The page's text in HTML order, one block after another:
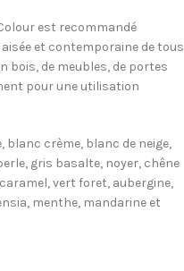
est recommandé
et contemporaine de tous
bois, de meubles, de portes
pour une utilisation
blanc crème, blanc de neige,
gris basalte, noyer, chêne
vert foret, aubergine,
menthe, mandarine et